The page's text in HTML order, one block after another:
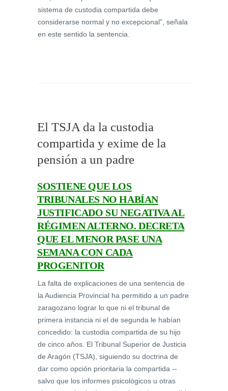
sistema de custodia compartida debe
considerarse normal y no excepcional", señala
en este sentido la sentencia.
El TSJA da la custodia
compartida y exime de la
pensión a un padre
SOSTIENE QUE LOS
TRIBUNALES NO HABÍAN
JUSTIFICADO SU NEGATIVA AL
RÉGIMEN ALTERNO. DECRETA
QUE EL MENOR PASE UNA
SEMANA CON CADA
PROGENITOR
La falta de explicaciones de una sentencia de
la Audiencia Provincial ha permitido a un padre
zaragozano lograr lo que ni el tribunal de
primera instancia ni el de segunda le habían
concedido: la custodia compartida de su hijo
de cinco años. El Tribunal Superior de Justicia
de Aragón (TSJA), siguiendo su doctrina de
dar como opción prioritaria la compartida --
salvo que los informes psicológicos u otras